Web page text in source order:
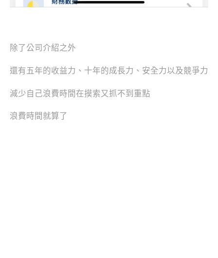
除了公司介紹之外
還有五年的收益力、十年的成長力、安全力以及競爭力
減少自己浪費時間在摸索又抓不到重點
浪費時間就算了